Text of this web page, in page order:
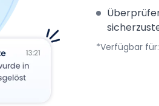
*Verfügbar für: